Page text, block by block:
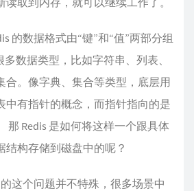
的数据格式由“键”和“值”两部分组
多数据类型，比如字符串、列表、
合。像字典、集合等类型，底层用
中有指针的概念，而指针指向的是
那 Redis 是如何将这样一个跟具体
结构存储到磁盘中的呢？
这个问题并不特殊，很多场景中